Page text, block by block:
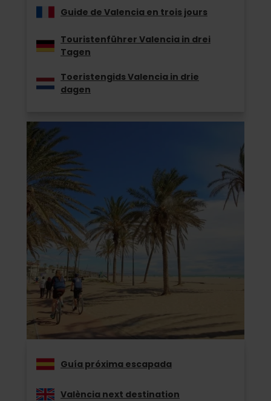
Guide de Valencia en trois jours
Touristenführer Valencia in drei
Tagen
Toeristengids Valencia in drie
dagen
Guía próxima escapada
València next destination